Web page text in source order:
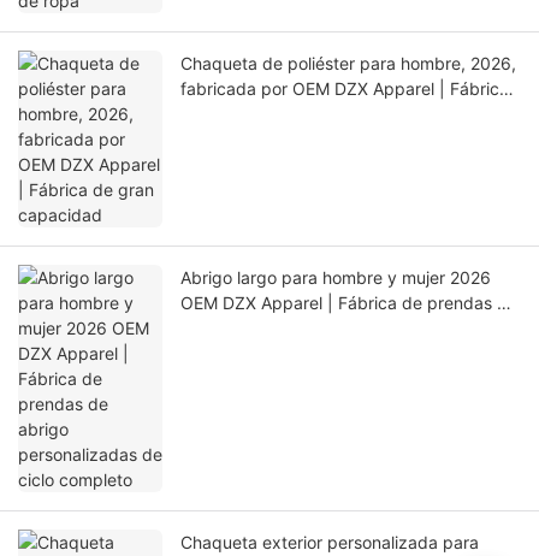
Chaqueta de poliéster para hombre, 2026,
fabricada por OEM DZX Apparel | Fábrica
Abrigo largo para hombre y mujer 2026
OEM DZX Apparel | Fábrica de prendas de
Chaqueta exterior personalizada para